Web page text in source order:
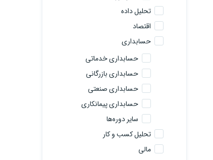
تحلیل داده
اقتصاد
حسابداری
حسابداری خدماتی
حسابداری بازرگانی
حسابداری صنعتی
حسابداری پیمانکاری
سایر دوره‌ها
تحلیل کسب و کار
مالی